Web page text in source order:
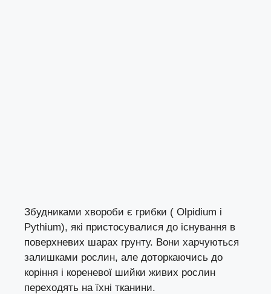
Збудниками хвороби є грибки ( Olpidium і
Pythium), які пристосувалися до існування в
поверхневих шарах грунту. Вони харчуються
залишками рослин, але доторкаючись до
коріння і кореневої шийки живих рослин
переходять на їхні тканини.